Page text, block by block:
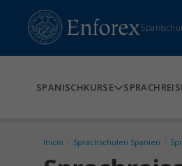
SPANISCHKURSE
Inicio Sprachschulen Spanien